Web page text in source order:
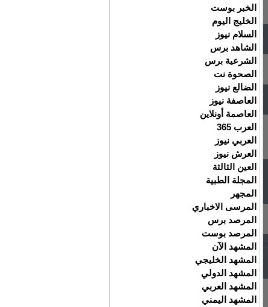
الخبر بوست
الخليج اليوم
السلام نيوز
الشاهد برس
الشرعية برس
الصحوة نت
الضالع نيوز
العاصفة نيوز
العاصمة أونلاين
العرب 365
العربي نيوز
العرش نيوز
العين الثالثة
المجلة الطبية
المجهر
المرسى الاخباري
المرصد برس
المرصد بوست
المشهد الآن
المشهد الخليجي
المشهد الدولي
المشهد العربي
المشهد اليمني